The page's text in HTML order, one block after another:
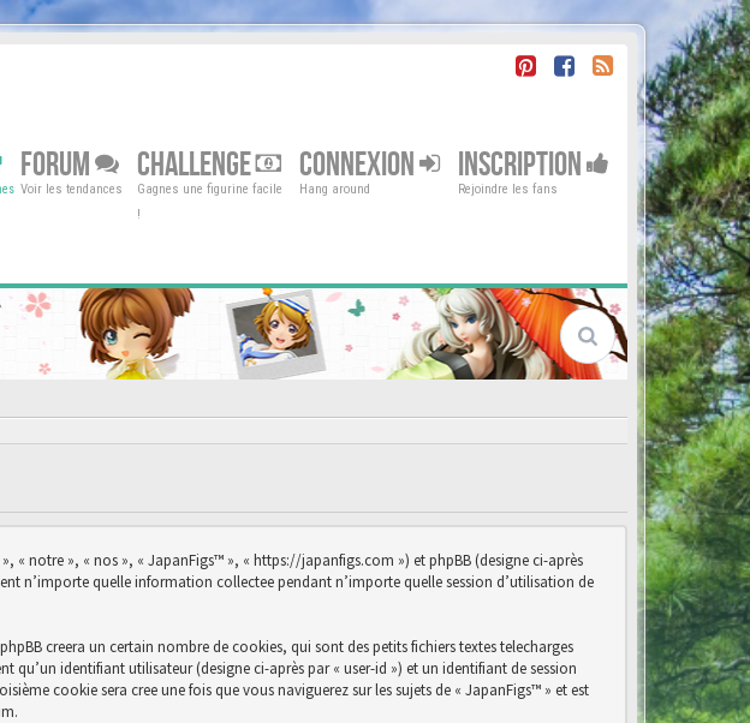
FORUM
Voir les tendances
CHALLENGE
Gagnes une figurine facile
!
CONNEXION
Hang around
INSCRIPTION
Rejoindre les fans
« notre », « nos », « JapanFigs™ », « https://japanfigs.com ») et phpBB (designe ci-après
n’importe quelle information collectee pendant n’importe quelle session d’utilisation de
creera un certain nombre de cookies, qui sont des petits fichiers textes telecharges
identifiant utilisateur (designe ci-après par « user-id ») et un identifiant de session
cookie sera cree une fois que vous naviguerez sur les sujets de « JapanFigs™ » et est